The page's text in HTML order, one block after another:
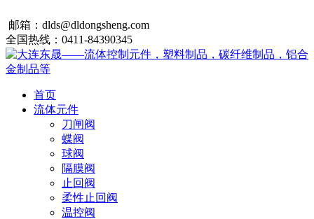
邮箱：dlds@dldongsheng.com
全国热线：0411-84390345
首页
流体元件
刀闸阀
蝶阀
球阀
隔膜阀
止回阀
柔性止回阀
温控阀